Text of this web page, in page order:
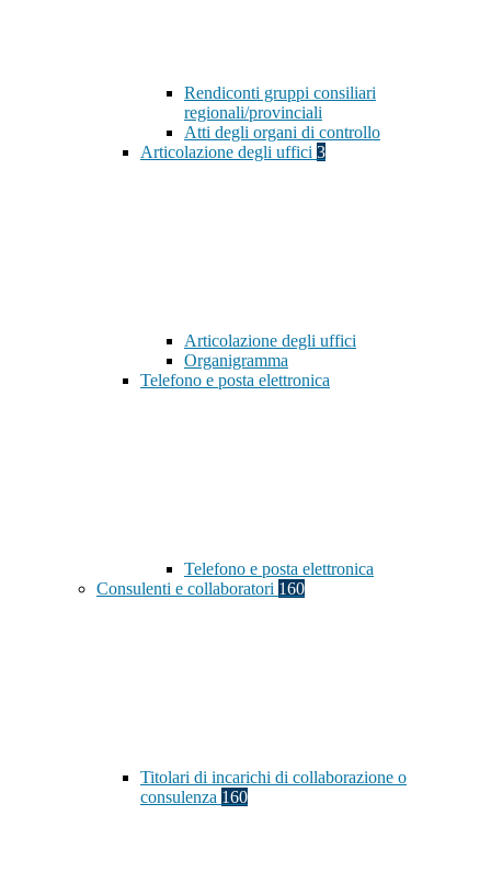
Rendiconti gruppi consiliari
regionali/provinciali
Atti degli organi di controllo
Articolazione degli uffici 3
Articolazione degli uffici
Organigramma
Telefono e posta elettronica
Telefono e posta elettronica
Consulenti e collaboratori 160
Titolari di incarichi di collaborazione o
consulenza 160